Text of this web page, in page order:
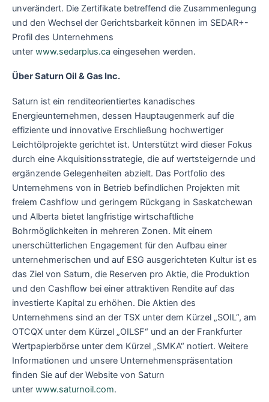
unverändert. Die Zertifikate betreffend die Zusammenlegung
und den Wechsel der Gerichtsbarkeit können im SEDAR+-
Profil des Unternehmens
unter www.sedarplus.ca eingesehen werden.
Über Saturn Oil & Gas Inc.
Saturn ist ein renditeorientiertes kanadisches
Energieunternehmen, dessen Hauptaugenmerk auf die
effiziente und innovative Erschließung hochwertiger
Leichtölprojekte gerichtet ist. Unterstützt wird dieser Fokus
durch eine Akquisitionsstrategie, die auf wertsteigernde und
ergänzende Gelegenheiten abzielt. Das Portfolio des
Unternehmens von in Betrieb befindlichen Projekten mit
freiem Cashflow und geringem Rückgang in Saskatchewan
und Alberta bietet langfristige wirtschaftliche
Bohrmöglichkeiten in mehreren Zonen. Mit einem
unerschütterlichen Engagement für den Aufbau einer
unternehmerischen und auf ESG ausgerichteten Kultur ist es
das Ziel von Saturn, die Reserven pro Aktie, die Produktion
und den Cashflow bei einer attraktiven Rendite auf das
investierte Kapital zu erhöhen. Die Aktien des
Unternehmens sind an der TSX unter dem Kürzel „SOIL“, am
OTCQX unter dem Kürzel „OILSF“ und an der Frankfurter
Wertpapierbörse unter dem Kürzel „SMKA“ notiert. Weitere
Informationen und unsere Unternehmenspräsentation
finden Sie auf der Website von Saturn
unter www.saturnoil.com.